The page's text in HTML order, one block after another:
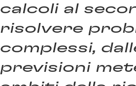
calcoli al
risolvere
complessi,
previsioni